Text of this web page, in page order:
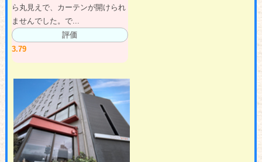
ら丸見えで、カーテンが開けられ
ませんでした。で...
評価
3.79